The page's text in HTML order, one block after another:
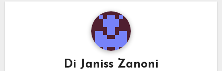
Di Janiss Zanoni